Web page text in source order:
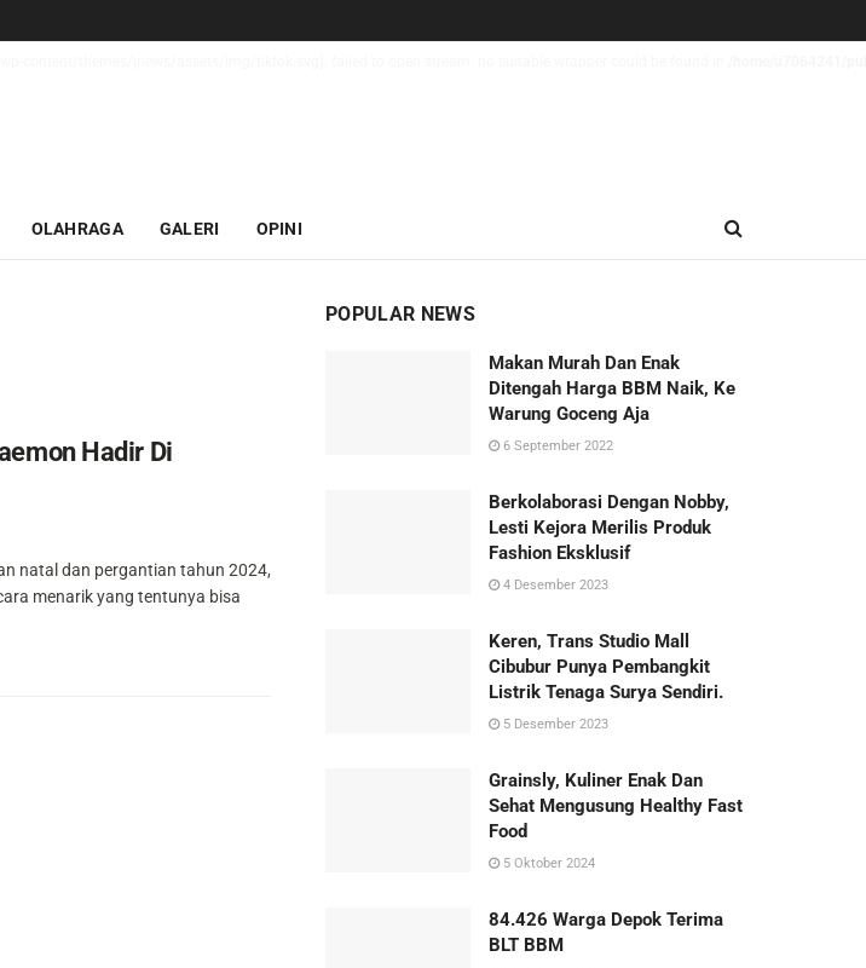
OLAHRAGA GALERI OPINI
Hadir Di
natal dan pergantian tahun 2024,
menarik yang tentunya bisa
POPULAR NEWS
Makan Murah Dan Enak
Ditengah Harga BBM Naik, Ke
Warung Goceng Aja
6 September 2022
Berkolaborasi Dengan Nobby,
Lesti Kejora Merilis Produk
Fashion Eksklusif
4 Desember 2023
Keren, Trans Studio Mall
Cibubur Punya Pembangkit
Listrik Tenaga Surya Sendiri.
5 Desember 2023
Grainsly, Kuliner Enak Dan
Sehat Mengusung Healthy Fast
Food
5 Oktober 2024
84.426 Warga Depok Terima
BLT BBM